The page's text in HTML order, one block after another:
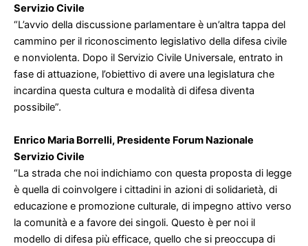
Servizio Civile
“L’avvio della discussione parlamentare è un’altra tappa del
cammino per il riconoscimento legislativo della difesa civile
e nonviolenta. Dopo il Servizio Civile Universale, entrato in
fase di attuazione, l’obiettivo di avere una legislatura che
incardina questa cultura e modalità di difesa diventa
possibile”.
Enrico Maria Borrelli, Presidente Forum Nazionale
Servizio Civile
“La strada che noi indichiamo con questa proposta di legge
è quella di coinvolgere i cittadini in azioni di solidarietà, di
educazione e promozione culturale, di impegno attivo verso
la comunità e a favore dei singoli. Questo è per noi il
modello di difesa più efficace, quello che si preoccupa di